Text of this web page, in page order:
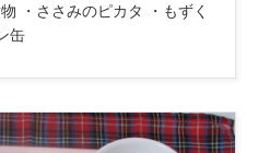
・ささみのピカタ ・もずく
缶